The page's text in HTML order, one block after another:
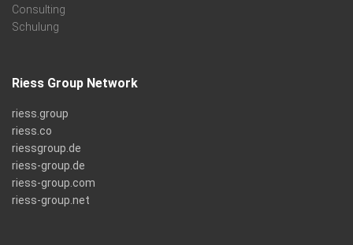
Consulting
Schulung
Riess Group Network
riess.group
riess.co
riessgroup.de
riess-group.de
riess-group.com
riess-group.net